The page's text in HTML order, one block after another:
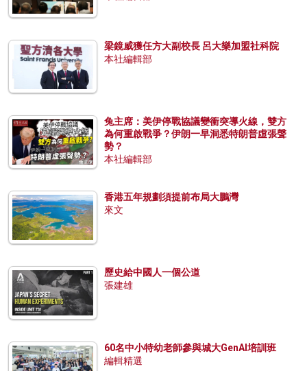
梁鏡威獲任方大副校長 呂大樂加盟社科院
本社編輯部
兔主席：美伊停戰協議變衝突導火線，雙方
為何重啟戰爭？伊朗一早洞悉特朗普虛張聲
勢？
本社編輯部
香港五年規劃須提前布局大鵬灣
來文
歷史給中國人一個公道
張建雄
60名中小特幼老師參與城大GenAI培訓班
編輯精選